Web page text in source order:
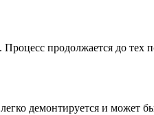
продолжается до тех
демонтируется и может